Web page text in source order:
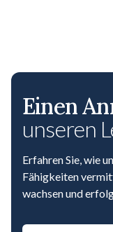
Einen
unseren
Erfahren Sie, wie
Fähigkeiten
wachsen und